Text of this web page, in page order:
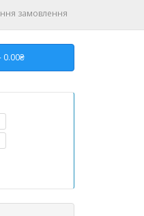
замовлення
0.00₴